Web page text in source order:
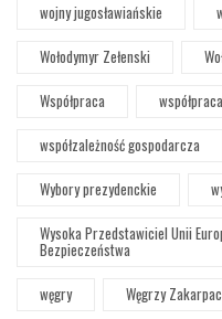
wojny jugosławiańskie
Wołodymyr Zełenski
Współpraca
współzależność gospodarcza
Wybory prezydenckie
Wysoka Przedstawiciel Unii
Bezpieczeństwa
węgry
Węgrzy